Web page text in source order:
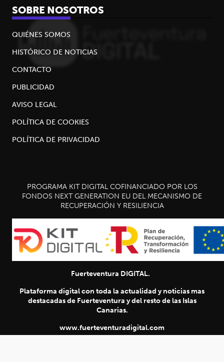
Título
SOBRE NOSOTROS
QUIÉNES SOMOS
HISTÓRICO DE NOTICIAS
CONTACTO
PUBLICIDAD
AVISO LEGAL
POLÍTICA DE COOKIES
POLÍTICA DE PRIVACIDAD
PROGRAMA KIT DIGITAL COFINANCIADO POR LOS
FONDOS NEXT GENERATION EU DEL MECANISMO DE
RECUPERACIÓN Y RESILIENCIA
Fuerteventura DIGITAL.
Plataforma digital con toda la actualidad y noticias mas
destacadas de Fuerteventura y del resto de las Islas
Canarias.
www.fuerteventuradigital.com